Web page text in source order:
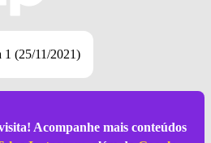
1 (25/11/2021)
Acompanhe mais conteúdos